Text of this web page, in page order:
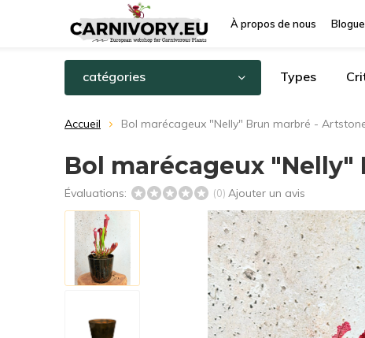
À propos de nous
catégories Types
Accueil Bol marécageux "Nelly" Brun marbré -
Bol marécageux
Évaluations: (0) Ajouter un avis